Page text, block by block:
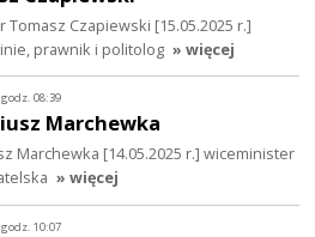
Czapiewski [15.05.2025 r.]
prawnik i politolog » więcej
godz. 08:39
Marchewka
Marchewka [14.05.2025 r.] wiceminister
» więcej
godz. 10:07